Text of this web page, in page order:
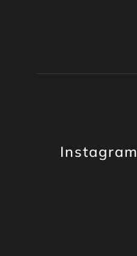
Instagram